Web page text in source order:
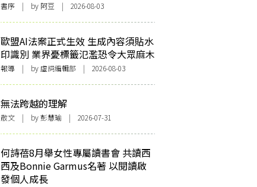
書序 | by 阿豆 | 2026-08-03
歐盟AI法案正式生效 生成內容須貼水
印識別 業界憂標籤氾濫恐令大眾麻木
報導 | by 虛詞編輯部 | 2026-08-03
無法跨越的理解
散文 | by 彭慧瑜 | 2026-07-31
何詩蓓8月舉女性專屬讀書會 共讀西
西及Bonnie Garmus名著 以閱讀啟
發個人成長